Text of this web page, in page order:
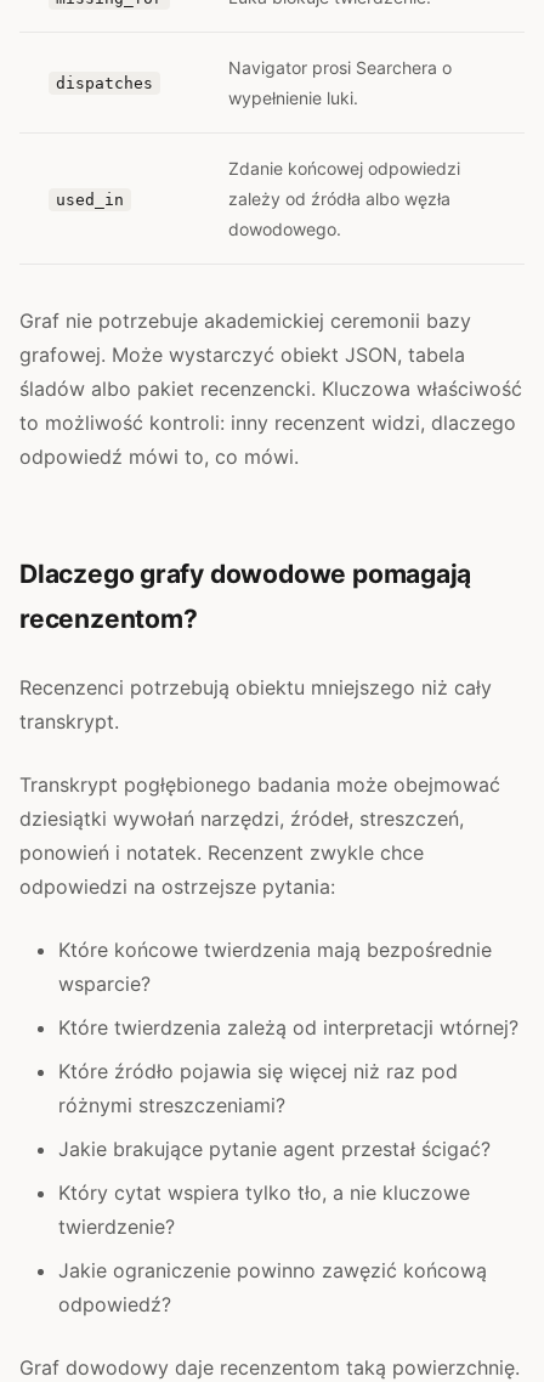
dispatches
Navigator prosi Searchera o
wypełnienie luki.
used_in
Zdanie końcowej odpowiedzi
zależy od źródła albo węzła
dowodowego.
Graf nie potrzebuje akademickiej ceremonii bazy
grafowej. Może wystarczyć obiekt JSON, tabela
śladów albo pakiet recenzencki. Kluczowa właściwość
to możliwość kontroli: inny recenzent widzi, dlaczego
odpowiedź mówi to, co mówi.
Dlaczego grafy dowodowe pomagają
recenzentom?
Recenzenci potrzebują obiektu mniejszego niż cały
transkrypt.
Transkrypt pogłębionego badania może obejmować
dziesiątki wywołań narzędzi, źródeł, streszczeń,
ponowień i notatek. Recenzent zwykle chce
odpowiedzi na ostrzejsze pytania:
Które końcowe twierdzenia mają bezpośrednie
wsparcie?
Które twierdzenia zależą od interpretacji wtórnej?
Które źródło pojawia się więcej niż raz pod
różnymi streszczeniami?
Jakie brakujące pytanie agent przestał ścigać?
Który cytat wspiera tylko tło, a nie kluczowe
twierdzenie?
Jakie ograniczenie powinno zawęzić końcową
odpowiedź?
Graf dowodowy daje recenzentom taką powierzchnię.